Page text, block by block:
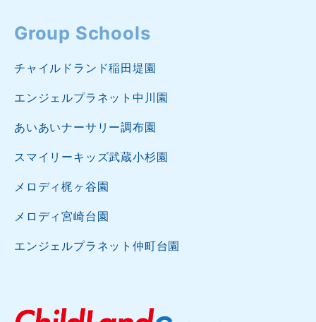
Group Schools
チャイルドランド稲田堤園
エンジェルプラネット中川園
あいあいナーサリー調布園
スマイリーキッズ武蔵小杉園
メロディ梶ヶ谷園
メロディ宮崎台園
エンジェルプラネット仲町台園